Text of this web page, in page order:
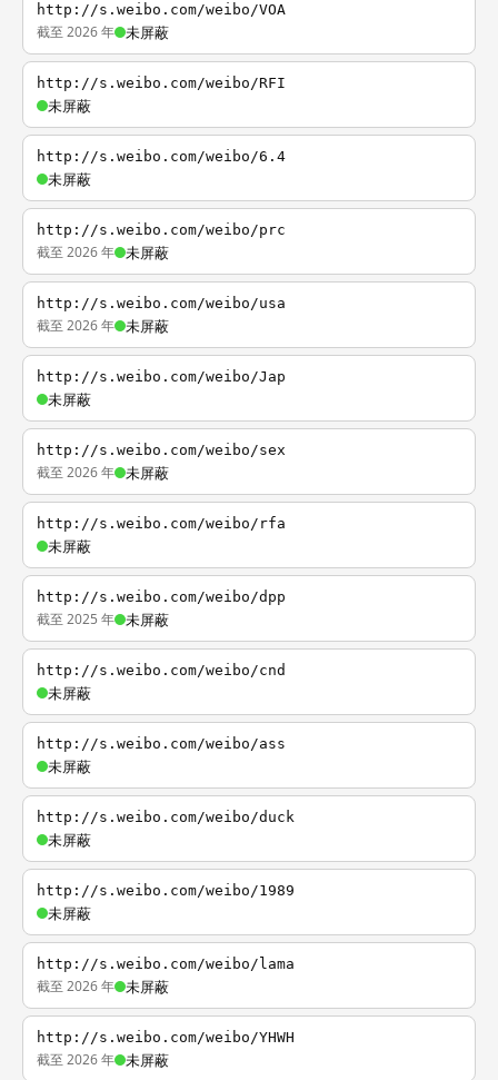
http://s.weibo.com/weibo/VOA
截至 2026 年 未屏蔽
http://s.weibo.com/weibo/RFI
未屏蔽
http://s.weibo.com/weibo/6.4
未屏蔽
http://s.weibo.com/weibo/prc
截至 2026 年 未屏蔽
http://s.weibo.com/weibo/usa
截至 2026 年 未屏蔽
http://s.weibo.com/weibo/Jap
未屏蔽
http://s.weibo.com/weibo/sex
截至 2026 年 未屏蔽
http://s.weibo.com/weibo/rfa
未屏蔽
http://s.weibo.com/weibo/dpp
截至 2025 年 未屏蔽
http://s.weibo.com/weibo/cnd
未屏蔽
http://s.weibo.com/weibo/ass
未屏蔽
http://s.weibo.com/weibo/duck
未屏蔽
http://s.weibo.com/weibo/1989
未屏蔽
http://s.weibo.com/weibo/lama
截至 2026 年 未屏蔽
http://s.weibo.com/weibo/YHWH
截至 2026 年 未屏蔽